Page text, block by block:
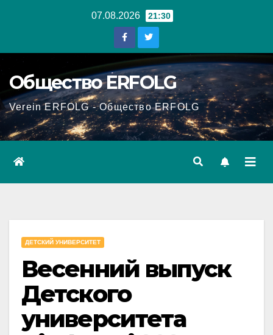
07.08.2026 21:30
Общество ERFOLG
Verein ERFOLG - Общество ERFOLG
ДЕТСКИЙ УНИВЕРСИТЕТ
Весенний выпуск
Детского
университета